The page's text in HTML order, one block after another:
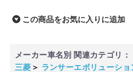
この商品をお気に入りに追加
メーカー車名別 関連カテゴリ：
三菱 ＞ ランサーエボリューショ